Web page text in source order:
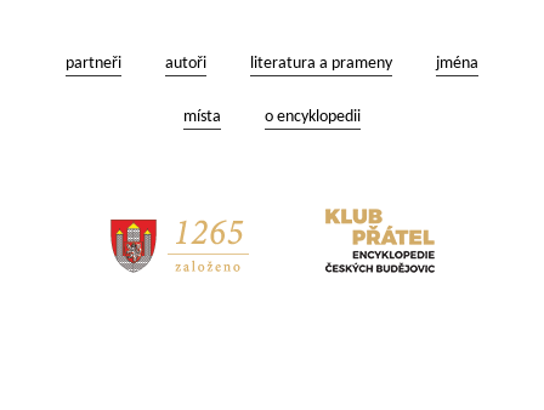
partneři autoři literatura a prameny jména
místa o encyklopedii